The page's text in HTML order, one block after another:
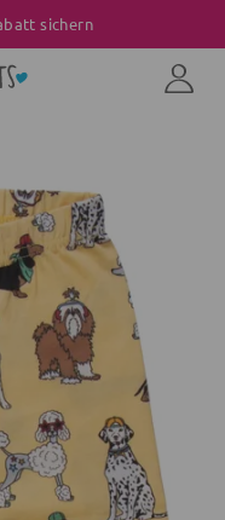
sichern